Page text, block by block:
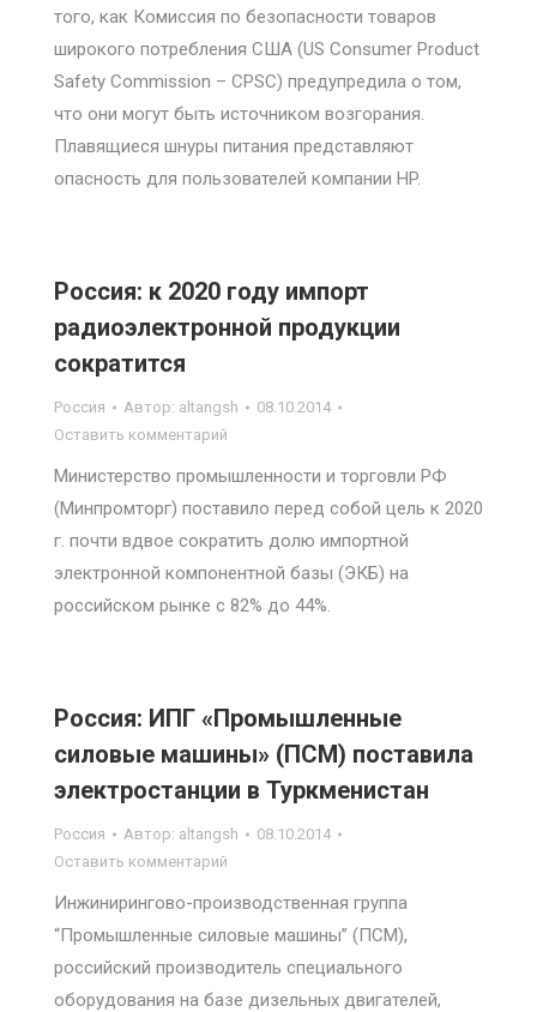
того, как Комиссия по безопасности товаров
широкого потребления США (US Consumer Product
Safety Commission – CPSC) предупредила о том,
что они могут быть источником возгорания.
Плавящиеся шнуры питания представляют
опасность для пользователей компании HP.
Россия: к 2020 году импорт
радиоэлектронной продукции
сократится
Россия Автор: altangsh
08.10.2014
Оставить комментарий
Министерство промышленности и торговли РФ
(Минпромторг) поставило перед собой цель к 2020
г. почти вдвое сократить долю импортной
электронной компонентной базы (ЭКБ) на
российском рынке с 82% до 44%.
Россия: ИПГ «Промышленные
силовые машины» (ПСМ) поставила
электростанции в Туркменистан
Россия Автор: altangsh
08.10.2014
Оставить комментарий
Инжинирингово-производственная группа
“Промышленные силовые машины” (ПСМ),
российский производитель специального
оборудования на базе дизельных двигателей,